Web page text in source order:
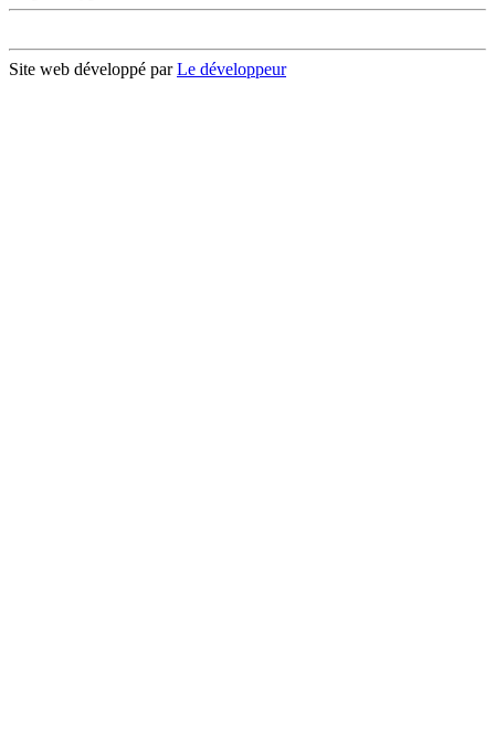
Site web développé parLe développeur